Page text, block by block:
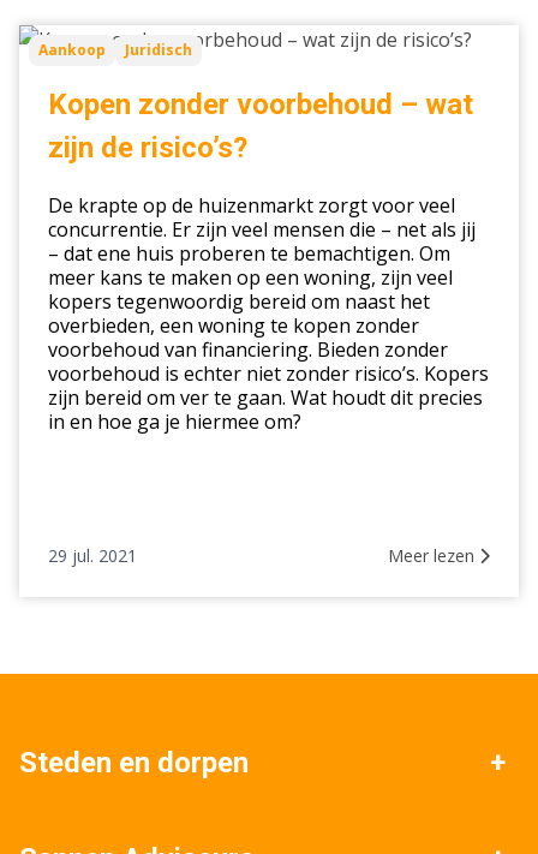
Kopen
voorbehoud
wat
risico’s?
Aankoop Juridisch
Kopen zonder voorbehoud – wat
zijn de risico’s?
De krapte op de huizenmarkt zorgt voor veel
concurrentie. Er zijn veel mensen die – net als jij
– dat ene huis proberen te bemachtigen. Om
meer kans te maken op een woning, zijn veel
kopers tegenwoordig bereid om naast het
overbieden, een woning te kopen zonder
voorbehoud van financiering. Bieden zonder
voorbehoud is echter niet zonder risico’s. Kopers
zijn bereid om ver te gaan. Wat houdt dit precies
in en hoe ga je hiermee om?
29 jul. 2021 Meer lezen
Steden en dorpen